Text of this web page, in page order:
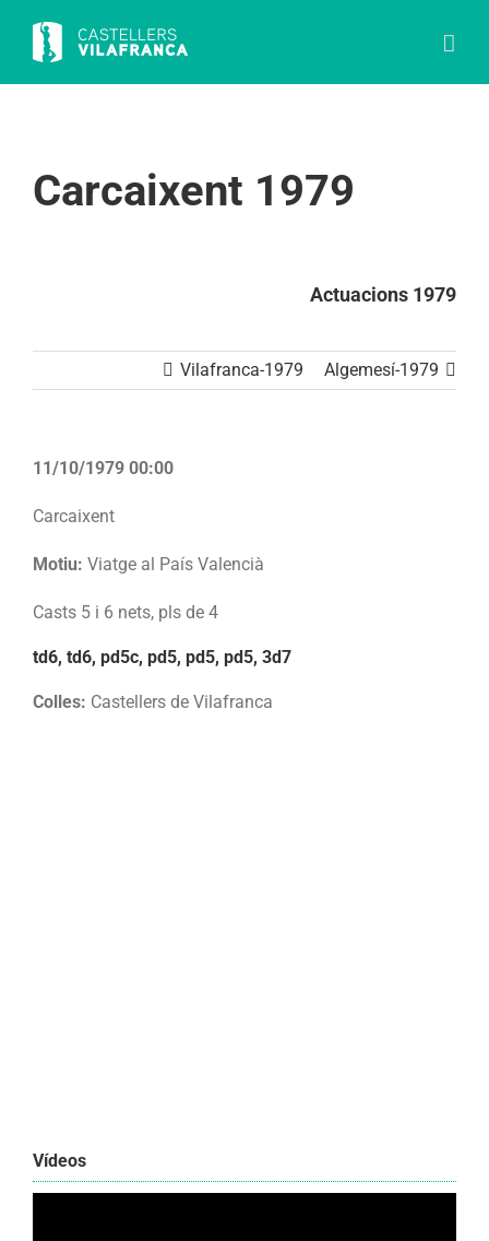
content
Carcaixent 1979
Actuacions 1979
Vilafranca-1979 Algemesí-1979
11/10/1979 00:00
Carcaixent
Motiu: Viatge al País Valencià
Casts 5 i 6 nets, pls de 4
td6, td6, pd5c, pd5, pd5, pd5, 3d7
Colles: Castellers de Vilafranca
Vídeos